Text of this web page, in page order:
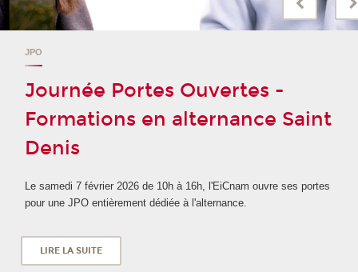
JPO
Journée Portes Ouvertes -
Formations en alternance Saint
Denis
Le samedi 7 février 2026 de 10h à 16h, l'EiCnam ouvre ses portes
pour une JPO entièrement dédiée à l'alternance.
LIRE LA SUITE